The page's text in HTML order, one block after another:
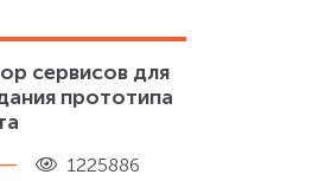
сервисов для
прототипа
1225886